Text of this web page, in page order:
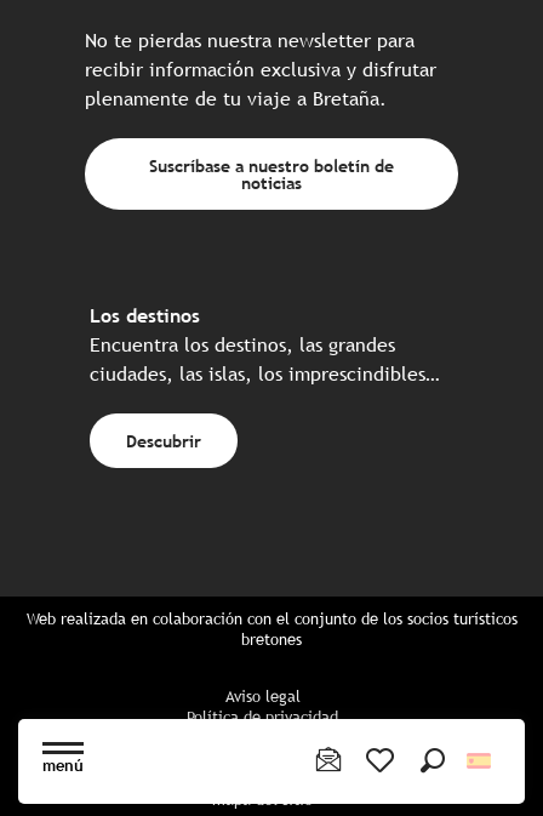
menú
No te pierdas nuestra newsletter para
recibir información exclusiva y disfrutar
plenamente de tu viaje a Bretaña.
Suscríbase a nuestro boletín de
noticias
Los destinos
Encuentra los destinos, las grandes
ciudades, las islas, los imprescindibles…
Descubrir
Web realizada en colaboración con el conjunto de los socios turísticos
bretones
Aviso legal
Política de privacidad
Configuración de cookies
mapa del sitio